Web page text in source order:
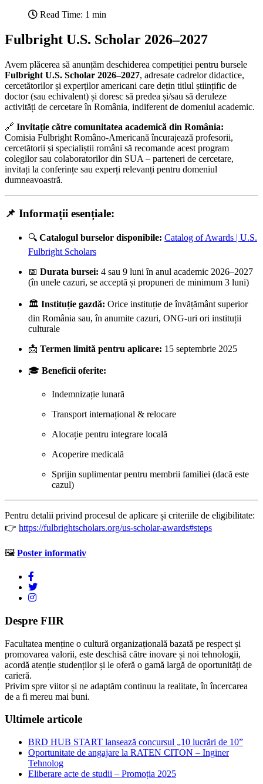
Read Time: 1 min
Fulbright U.S. Scholar 2026–2027
Avem plăcerea să anunțăm deschiderea competiției pentru bursele
Fulbright U.S. Scholar 2026–2027, adresate cadrelor didactice,
cercetătorilor și experților americani care dețin titlul științific de
doctor (sau echivalent) și doresc să predea și/sau să deruleze
activități de cercetare în România, indiferent de domeniul academic.
🔗 Invitație către comunitatea academică din România:
Comisia Fulbright Româno-Americană încurajează profesorii,
cercetătorii și specialiștii români să recomande acest program
colegilor sau colaboratorilor din SUA – parteneri de cercetare,
invitați la conferințe sau experți relevanți pentru domeniul
dumneavoastră.
📌 Informații esențiale:
🔍 Catalogul burselor disponibile: Catalog of Awards | U.S.
Fulbright Scholars
📅 Durata bursei: 4 sau 9 luni în anul academic 2026–2027
(în unele cazuri, se acceptă și propuneri de minimum 3 luni)
🏛 Instituție gazdă: Orice instituție de învățământ superior
din România sau, în anumite cazuri, ONG-uri ori instituții
culturale
📩 Termen limită pentru aplicare: 15 septembrie 2025
🎓 Beneficii oferite:
Indemnizație lunară
Transport internațional & relocare
Alocație pentru integrare locală
Acoperire medicală
Sprijin suplimentar pentru membrii familiei (dacă este
cazul)
Pentru detalii privind procesul de aplicare și criteriile de eligibilitate:
👉 https://fulbrightscholars.org/us-scholar-awards#steps
🖼️ Poster informativ
Despre FIIR
Facultatea menține o cultură organizațională bazată pe respect și
promovarea valorii, este deschisă către inovare și noi tehnologii,
acordă atenție studenților și le oferă o gamă largă de oportunități de
carieră.
Privim spre viitor și ne adaptăm continuu la realitate, în încercarea
de a fi mereu mai buni.
Ultimele articole
BRD HUB START lansează concursul „10 lucrări de 10”
Oportunitate de angajare la RATEN CITON – Inginer
Tehnolog
Eliberare acte de studii – Promoția 2025